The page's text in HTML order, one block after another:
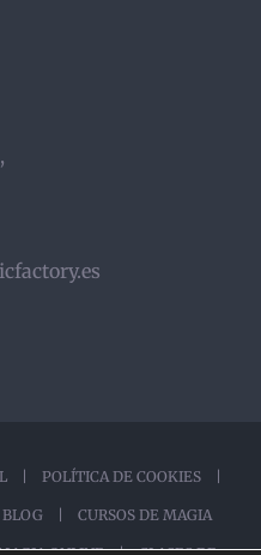
POLÍTICA DE COOKIES
BLOG | CURSOS DE MAGIA